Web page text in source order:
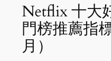
Netflix 十大
門榜推薦指
月）